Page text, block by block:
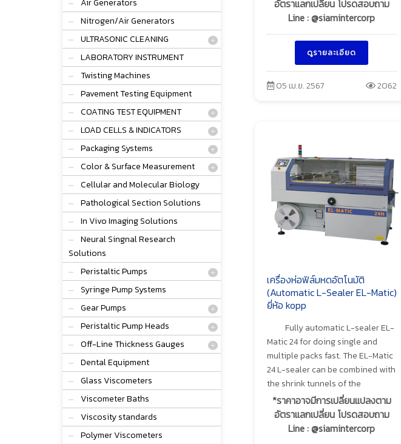
Air Generators
Nitrogen/Air Generators
ULTRASONIC CLEANING
LABORATORY INSTRUMENT
Twisting Machines
Pavement Testing Equipment
COATING TEST EQUIPMENT
LOAD CELLS & INDICATORS
Packaging Systems
Color & Surface Measurement
Cellular and Molecular Biology
Pathological Section Solutions
In Vivo Imaging Solutions
Neural Singnal Research
Solutions
Peristaltic Pumps
Syringe Pump Systems
Gear Pumps
Peristaltic Pump Heads
Off-Line Thickness Gauges
Dental Equipment
Glass Viscometers
Viscometer Baths
Viscosity standards
Polymer Viscometers
อัตราแลกเปลี่ยน โปรดสอบถาม
Line : @siamintercorp
ดูรายละเอียด
05 เม.ย. 2567 2062
เครื่องห่อฟิล์มหดอัตโนมัติ
(Automatic L-Sealer EL-Matic)
ยี่ห้อ kopp
Fully automatic L-sealer EL-
Matic 24 for doing single and
multiple packs fast. The EL-Matic
24 L-sealer can be combined with
the shrink tunnels of the
*ราคาอาจมีการเปลี่ยนแปลงตาม
อัตราแลกเปลี่ยน โปรดสอบถาม
Line : @siamintercorp